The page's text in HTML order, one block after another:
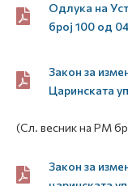
Одлука на
број 100 од
Закон за
Царинската
(Сл. весник на РМ
Закон за